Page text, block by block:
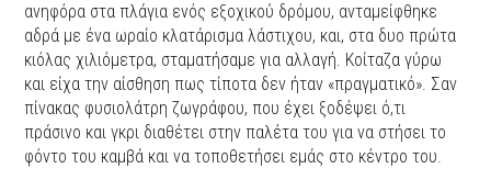
ανηφόρα στα πλάγια ενός εξοχικού δρόμου, ανταμείφθηκε
αδρά με ένα ωραίο κλατάρισμα λάστιχου, και, στα δυο πρώτα
κιόλας χιλιόμετρα, σταματήσαμε για αλλαγή. Κοίταζα γύρω
και είχα την αίσθηση πως τίποτα δεν ήταν «πραγματικό». Σαν
πίνακας φυσιολάτρη ζωγράφου, που έχει ξοδέψει ό,τι
πράσινο και γκρι διαθέτει στην παλέτα του για να στήσει το
φόντο του καμβά και να τοποθετήσει εμάς στο κέντρο του.